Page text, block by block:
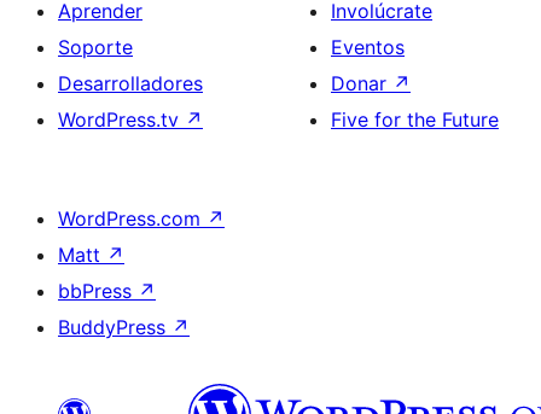
Aprender
Soporte
Desarrolladores
WordPress.tv ↗
Involúcrate
Eventos
Donar ↗
Five for the Future
WordPress.com ↗
Matt ↗
bbPress ↗
BuddyPress ↗